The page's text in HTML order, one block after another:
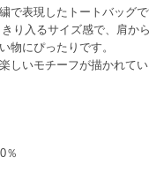
で表現したトートバッグで
り入るサイズ感で、肩か
物にぴったりです。
しいモチーフが描かれてい
％